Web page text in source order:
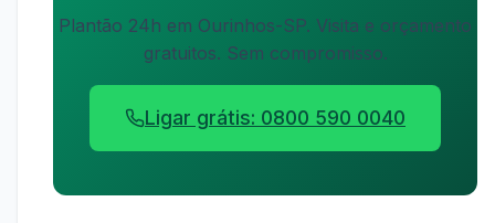
Plantão 24h em Ourinhos-SP. Visita e orçamento
gratuitos. Sem compromisso.
Ligar grátis: 0800 590 0040